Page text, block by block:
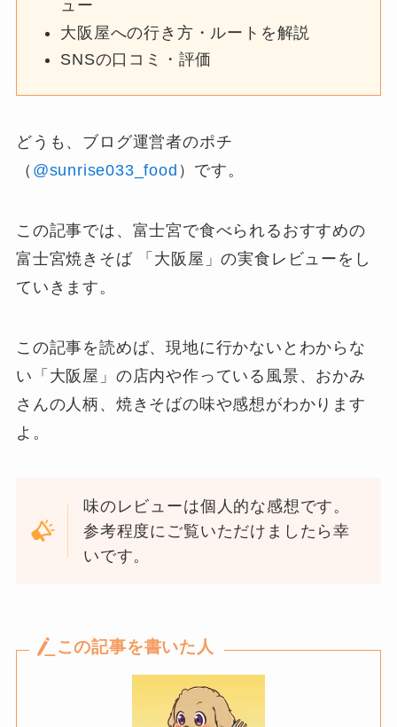
ュー
大阪屋への行き方・ルートを解説
SNSの口コミ・評価
どうも、ブログ運営者のポチ
（ @sunrise033_food ）です。
この記事では、富士宮で食べられるおすすめの
富士宮焼きそば 「大阪屋」の実食レビューをし
ていきます。
この記事を読めば、現地に行かないとわからな
い「大阪屋」の店内や作っている風景、おかみ
さんの人柄、焼きそばの味や感想がわかります
よ。
味のレビューは個人的な感想です。
参考程度にご覧いただけましたら幸
いです。
この記事を書いた人